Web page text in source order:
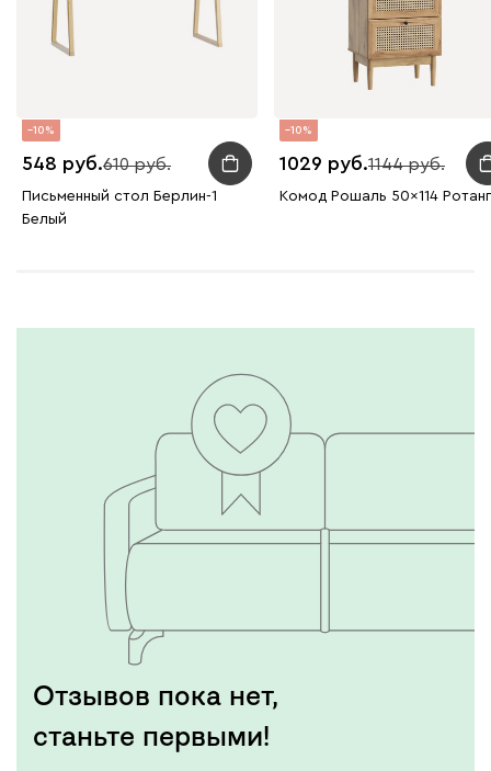
10
548 610
Письменный стол Берлин-1
Белый
10
1029 1144
Комод Рошаль 50x114 Ротанг
Отзывов пока нет,
станьте первыми!